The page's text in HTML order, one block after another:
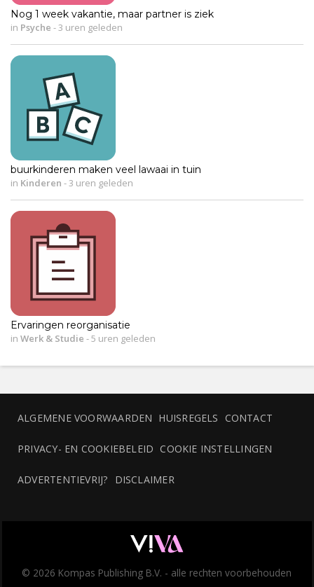
Nog 1 week vakantie, maar partner is ziek
in Psyche - 3 uren geleden
buurkinderen maken veel lawaai in tuin
in Kinderen - 3 uren geleden
Ervaringen reorganisatie
in Werk & Studie -5 uren geleden
ALGEMENE VOORWAARDEN HUISREGELS CONTACT
PRIVACY- EN COOKIEBELEID COOKIE INSTELLINGEN
ADVERTENTIEVRIJ? DISCLAIMER
© 2026 Kompas Publishing B.V. - alle rechten voorbehouden